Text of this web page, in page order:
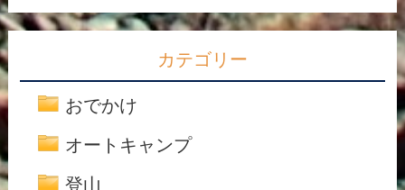
カテゴリー
おでかけ
オートキャンプ
登山